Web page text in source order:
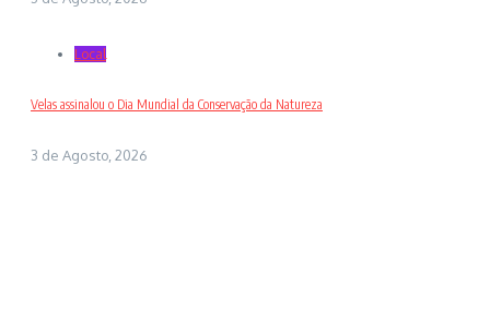
Local
Velas assinalou o Dia Mundial da Conservação da Natureza
3 de Agosto, 2026